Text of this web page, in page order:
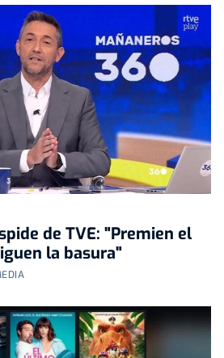
de TVE: "Premien el
la basura"